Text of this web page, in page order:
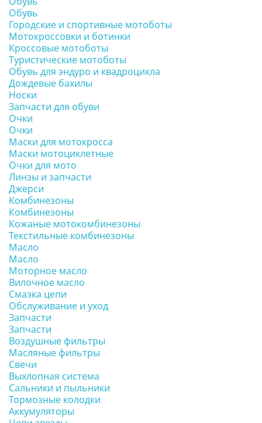
Обувь
Городские и спортивные мотоботы
Мотокроссовки и ботинки
Кроссовые мотоботы
Туристические мотоботы
Обувь для эндуро и квадроцикла
Дождевые бахилы
Носки
Запчасти для обуви
Очки
Очки
Маски для мотокросса
Маски мотоциклетные
Очки для мото
Линзы и запчасти
Джерси
Комбинезоны
Комбинезоны
Кожаные мотокомбинезоны
Текстильные комбинезоны
Масло
Масло
Моторное масло
Вилочное масло
Смазка цепи
Обслуживание и уход
Запчасти
Запчасти
Воздушные фильтры
Масляные фильтры
Свечи
Выхлопная система
Сальники и пыльники
Тормозные колодки
Аккумуляторы